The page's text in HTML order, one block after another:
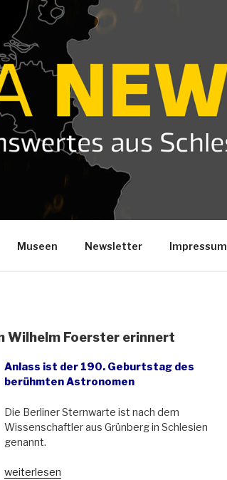
Museen Newsletter Impressum
Wilhelm Foerster erinnert
Anlass ist der 190. Geburtstag des
berühmten Astronomen
Die Berliner Sternwarte ist nach dem
Wissenschaftler aus Grünberg in Schlesien
genannt.
„In
weiterlesen